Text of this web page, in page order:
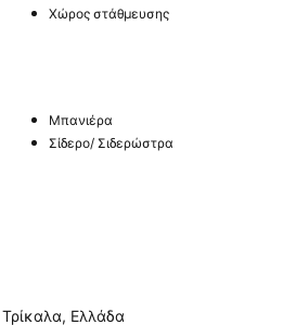
Χώρος στάθμευσης
Μπανιέρα
Σίδερο/ Σιδερώστρα
Ελλάδα